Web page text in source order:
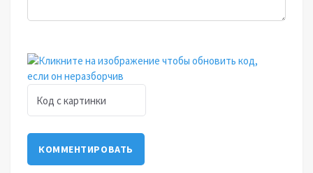
КОММЕНТИРОВАТЬ